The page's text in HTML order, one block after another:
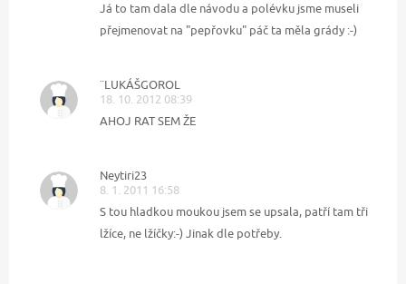
Já to tam dala dle návodu a polévku jsme museli
přejmenovat na "pepřovku" páč ta měla grády :-)
¨LUKÁŠGOROL
18. 10. 2012 08:39
AHOJ RAT SEM ŽE
Neytiri23
8. 1. 2011 16:58
S tou hladkou moukou jsem se upsala, patří tam tři
lžíce, ne lžíčky:-) Jinak dle potřeby.